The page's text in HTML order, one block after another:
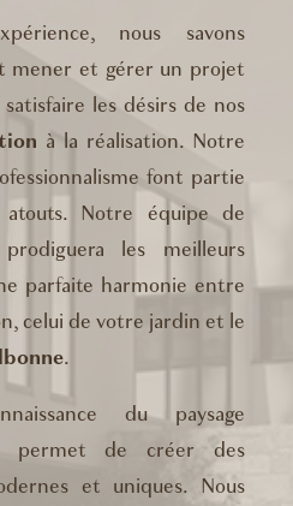
nous savons
mener et gérer un projet
les désirs de nos
à la réalisation. Notre
font partie
Notre équipe de
les meilleurs
parfaite harmonie entre
celui de votre jardin et le
.
du paysage
permet de créer des
et uniques. Nous